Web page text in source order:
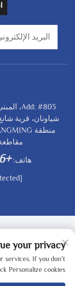
هاتف: +86-13798257145
CO.,LTD -
your privacy
services. If you don't
Personalize cookies.